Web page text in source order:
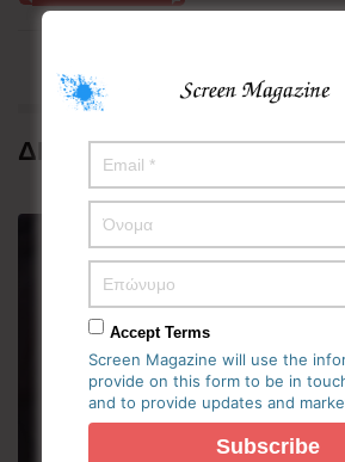
ΔΗΜΟΦΙΛΗ
Accept Terms
Screen Magazine will use the
provide on this form to be in
and to provide updates and